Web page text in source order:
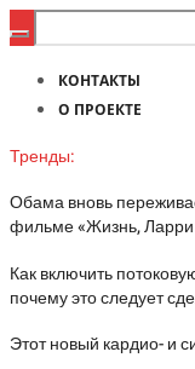
КОНТАКТЫ
О ПРОЕКТЕ
Тренды:
Обама вновь
фильме «Жизнь, Ларри
Как включить
почему это следует
Этот новый кардио- и